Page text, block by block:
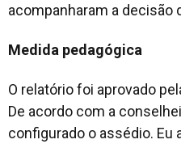
acompanharam a decisão
Medida pedagógica
O relatório foi aprovado
De acordo com a
configurado o assédio.